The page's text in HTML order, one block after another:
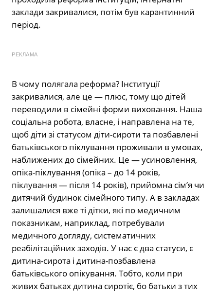
заклади закривалися, потім був карантинний
період.
РЕКЛАМА
В чому полягала реформа? Інституції
закривалися, але це — плюс, тому що дітей
переводили в сімейні форми виховання. Наша
соціальна робота, власне, і направлена на те,
щоб діти зі статусом діти-сироти та позбавлені
батьківського піклування проживали в умовах,
наближених до сімейних. Це — усиновлення,
опіка-піклування (опіка – до 14 років,
піклування — після 14 років), прийомна сім’я чи
дитячий будинок сімейного типу. А в закладах
залишалися вже ті дітки, які по медичним
показникам, наприклад, потребували
медичного догляду, систематичних
реабілітаційних заходів. У нас є два статуси, є
дитина-сирота і дитина-позбавлена
батьківського опікування. Тобто, коли при
живих батьках дитина сиротіє, бо батьки з тих